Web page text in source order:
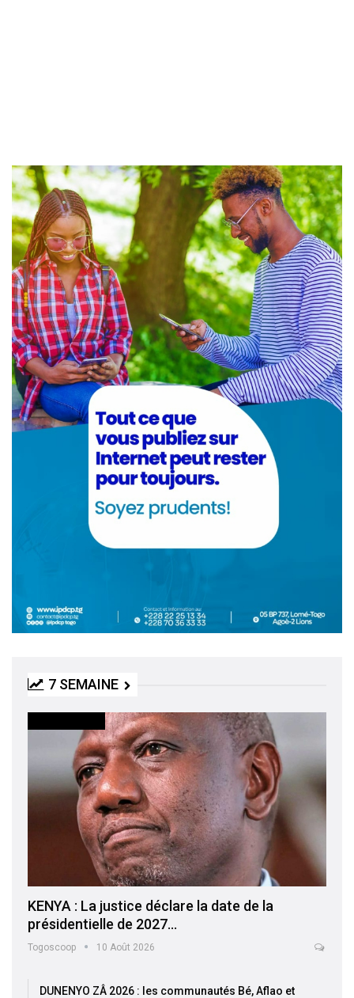
7 SEMAINE
KENYA : La justice déclare la date de la
présidentielle de 2027…
Togoscoop 10 Août 2026
DUNENYO ZÂ 2026 : les communautés Bé, Aflao et